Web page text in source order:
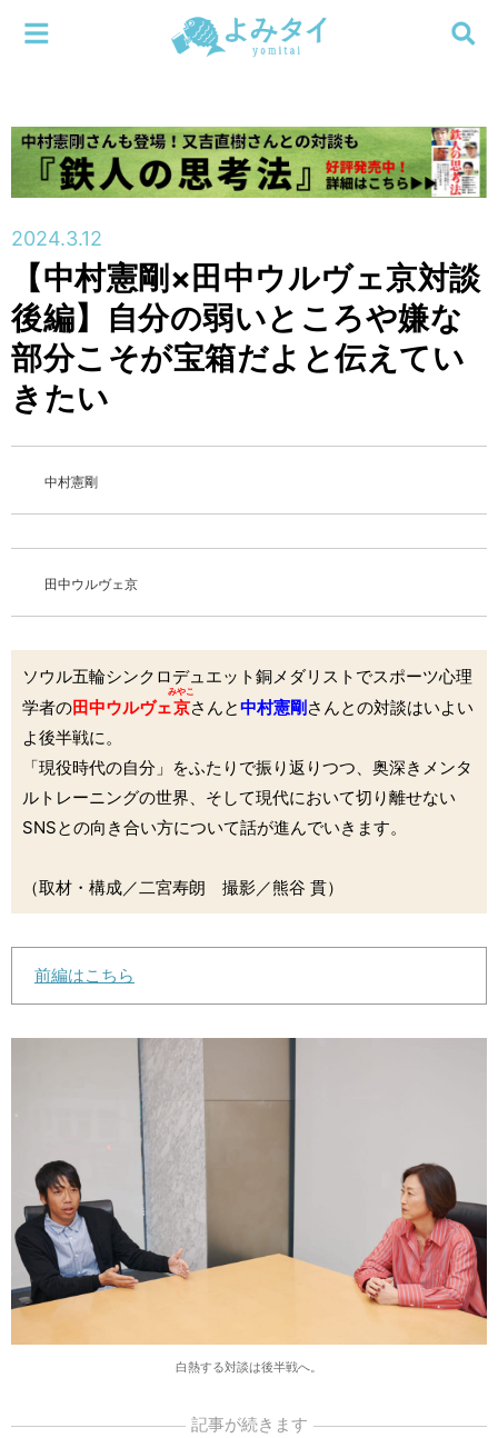
新着
新刊
特集
検索する
メニューを閉じる
2024.3.12
【中村憲剛×田中ウルヴェ京対談
後編】自分の弱いところや嫌な
部分こそが宝箱だよと伝えてい
きたい
中村憲剛
田中ウルヴェ京
ソウル五輪シンクロデュエット銅メダリストでスポーツ心理
学者の田中ウルヴェ京
みやこ
さんと中村憲剛 さんとの対談はいよい
よ後半戦に。
「現役時代の自分」をふたりで振り返りつつ、奥深きメンタ
ルトレーニングの世界、そして現代において切り離せない
SNSとの向き合い方について話が進んでいきます。
（取材・構成／二宮寿朗 撮影／熊谷 貫）
前編はこちら
白熱する対談は後半戦へ。
記事が続きます